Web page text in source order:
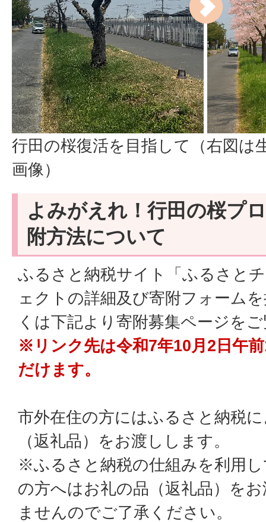
行田の桜復活を目指して（右図は
画像）
よみがえれ！行田の桜プ
附方法について
ふるさと納税サイト「ふるさと
ェクトの詳細及び寄附フォーム
くは下記より寄附募集ページを
※リンク先は令和7年10月2日午
だけます。
市外在住の方にはふるさと納税
（返礼品）をお渡しします。
※ふるさと納税の仕組みを利用
の方へはお礼の品（返礼品）を
ませんのでご了承ください。